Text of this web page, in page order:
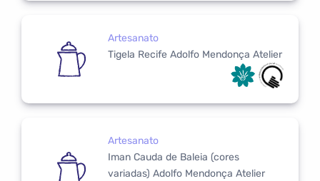
Artesanato
Tigela Recife Adolfo Mendonça Atelier
Artesanato
Iman Cauda de Baleia (cores
variadas) Adolfo Mendonça Atelier